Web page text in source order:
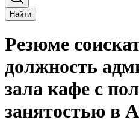
Найти
Резюме
должность
зала кафе с
занятостью в